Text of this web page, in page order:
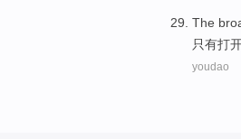
The
只有打
youdao